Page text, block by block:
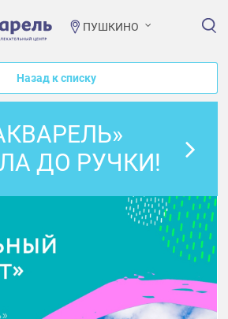
ПУШКИНО
Назад к списку
ДО РУЧКИ!